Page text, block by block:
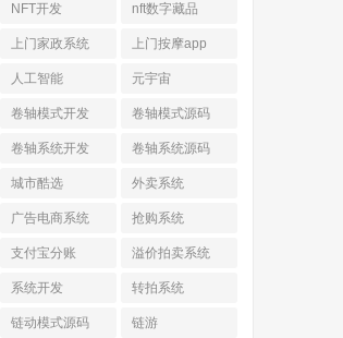
NFT开发 nft数字藏品
上门家政系统 上门按摩app
人工智能 元宇宙
卷轴模式开发 卷轴模式源码
卷轴系统开发 卷轴系统源码
城市酷选 外卖系统
广告电商系统 抢购系统
支付宝分账 溢价拍卖系统
系统开发 转拍系统
链动模式源码 链游